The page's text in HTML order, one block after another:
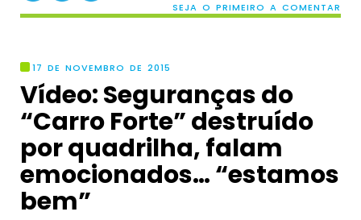
SEJA O PRIMEIRO A COMENTAR
17 DE NOVEMBRO DE 2015
Vídeo: Seguranças do
“Carro Forte” destruído
por quadrilha, falam
emocionados… “estamos
bem”